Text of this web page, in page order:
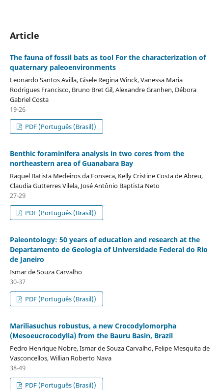
Article
The fauna of fossil bats as tool For the characterization of
quaternary paleoenvironments
Leonardo Santos Avilla, Gisele Regina Winck, Vanessa Maria
Rodrigues Francisco, Bruno Bret Gil, Alexandre Granhen, Débora
Gabriel Costa
19-26
PDF (Português (Brasil))
Benthic foraminifera analysis in two cores from the
northeastern area of Guanabara Bay
Raquel Batista Medeiros da Fonseca, Kelly Cristine Costa de Abreu,
Claudia Gutterres Vilela, José Antônio Baptista Neto
27-29
PDF (Português (Brasil))
Paleontology: 50 years of education and research at the
Departamento de Geologia of Universidade Federal do Rio
de Janeiro
Ismar de Souza Carvalho
30-37
PDF (Português (Brasil))
Mariliasuchus robustus, a new Crocodylomorpha
(Mesoeucrocodylia) from the Bauru Basin, Brazil
Pedro Henrique Nobre, Ismar de Souza Carvalho, Felipe Mesquita de
Vasconcellos, Willian Roberto Nava
38-49
PDF (Português (Brasil))